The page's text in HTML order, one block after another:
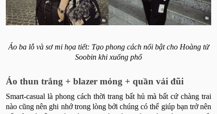
Áo ba lỗ và sơ mi họa tiết: Tạo phong cách nổi bật cho Hoàng tử
Soobin khi xuống phố
Áo thun trắng + blazer mỏng + quần vải đũi
Smart-casual là phong cách thời trang bất hủ mà bất cứ chàng trai
nào cũng nên ghi nhớ trong lòng bởi chúng có thể giúp bạn trở nên